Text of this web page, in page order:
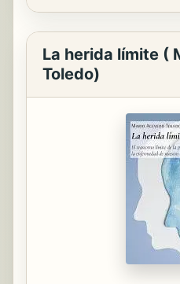
La herida límite (
Toledo)